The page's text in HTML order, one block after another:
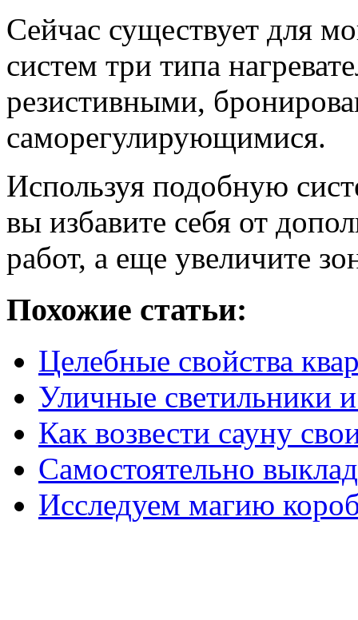
Сейчас существует для
систем три типа
резистивными,
саморегулирующимися.
Используя подобную
вы избавите себя от
работ, а еще увеличите
Похожие статьи:
Целебные свойства
Уличные светильники
Как возвести сауну
Самостоятельно
Исследуем магию